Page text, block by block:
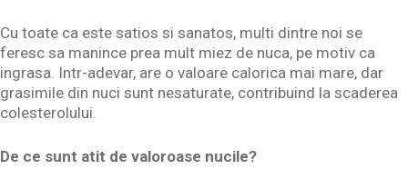
Cu toate ca este satios si sanatos, multi dintre noi se
feresc sa manince prea mult miez de nuca, pe motiv ca
ingrasa. Intr-adevar, are o valoare calorica mai mare, dar
grasimile din nuci sunt nesaturate, contribuind la scaderea
colesterolului.
De ce sunt atit de valoroase nucile?